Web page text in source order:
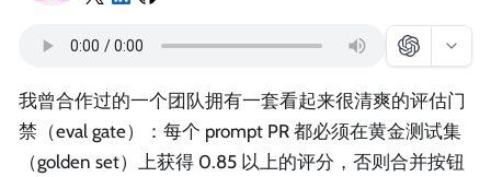
我曾合作过的一个团队拥有一套看起来很清爽的评估门
禁（eval gate）：每个 prompt PR 都必须在黄金测试集
（golden set）上获得 0.85 以上的评分，否则合并按钮